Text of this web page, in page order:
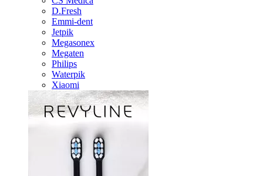
D.Fresh
Emmi-dent
Jetpik
Megasonex
Megaten
Philips
Waterpik
Xiaomi